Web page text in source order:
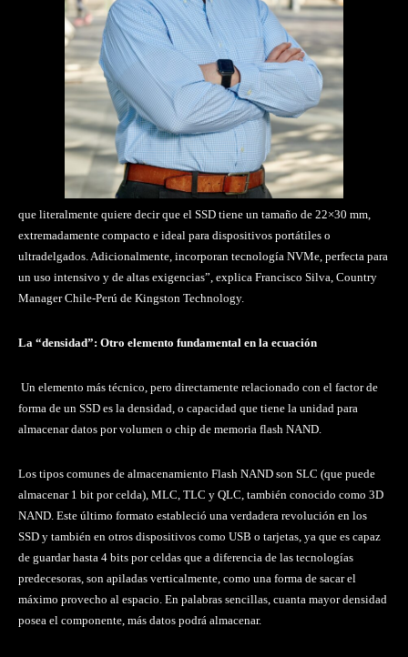
que literalmente quiere decir que el SSD tiene un tamaño de 22×30 mm,
extremadamente compacto e ideal para dispositivos portátiles o
ultradelgados. Adicionalmente, incorporan tecnología NVMe, perfecta para
un uso intensivo y de altas exigencias”, explica Francisco Silva, Country
Manager Chile-Perú de Kingston Technology.
La “densidad”: Otro elemento fundamental en la ecuación
Un elemento más técnico, pero directamente relacionado con el factor de
forma de un SSD es la densidad, o capacidad que tiene la unidad para
almacenar datos por volumen o chip de memoria flash NAND.
Los tipos comunes de almacenamiento Flash NAND son SLC (que puede
almacenar 1 bit por celda), MLC, TLC y QLC, también conocido como 3D
NAND. Este último formato estableció una verdadera revolución en los
SSD y también en otros dispositivos como USB o tarjetas, ya que es capaz
de guardar hasta 4 bits por celdas que a diferencia de las tecnologías
predecesoras, son apiladas verticalmente, como una forma de sacar el
máximo provecho al espacio. En palabras sencillas, cuanta mayor densidad
posea el componente, más datos podrá almacenar.